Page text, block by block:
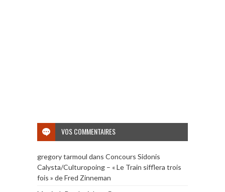
VOS COMMENTAIRES
gregory tarmoul dans Concours Sidonis
Calysta/Culturopoing – « Le Train sifflera trois
fois » de Fred Zinneman